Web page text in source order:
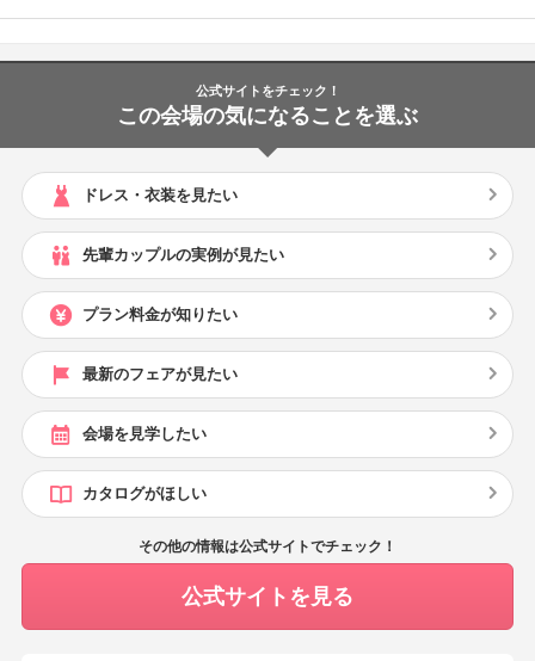
公式サイトをチェック！
この会場の気になることを選ぶ
ドレス・衣装を見たい
先輩カップルの実例が見たい
プラン料金が知りたい
最新のフェアが見たい
会場を見学したい
カタログがほしい
その他の情報は公式サイトでチェック！
公式サイトを見る